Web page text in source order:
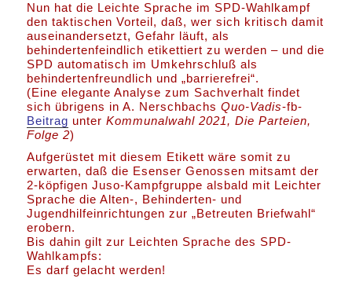
Nun hat die Leichte Sprache im SPD-Wahlkampf
den taktischen Vorteil, daß, wer sich kritisch damit
auseinandersetzt, Gefahr läuft, als
behindertenfeindlich etikettiert zu werden – und die
SPD automatisch im Umkehrschluß als
behindertenfreundlich und „barrierefrei“.
(Eine elegante Analyse zum Sachverhalt findet
sich übrigens in A. NerschbachsQuo-Vadis-fb-
Beitrag unterKommunalwahl 2021, Die Parteien,
Folge 2)
Aufgerüstet mit diesem Etikett wäre somit zu
erwarten, daß die Esenser Genossen mitsamt der
2-köpfigen Juso-Kampfgruppe alsbald mit Leichter
Sprache die Alten-, Behinderten- und
Jugendhilfeinrichtungen zur „Betreuten Briefwahl“
erobern.
Bis dahin gilt zur Leichten Sprache des SPD-
Wahlkampfs:
Es darf gelacht werden!